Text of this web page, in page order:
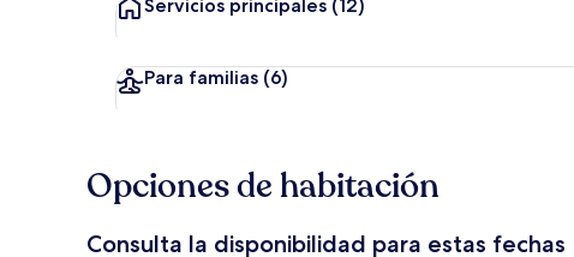
Servicios principales (12)
Para familias (6)
Opciones de habitación
Consulta la disponibilidad para estas fechas